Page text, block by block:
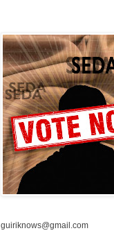
guiriknows@gmail.com